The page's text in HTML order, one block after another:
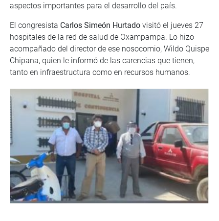
aspectos importantes para el desarrollo del país.
El congresista Carlos Simeón Hurtado visitó el jueves 27
hospitales de la red de salud de Oxampampa. Lo hizo
acompañado del director de ese nosocomio, Wildo Quispe
Chipana, quien le informó de las carencias que tienen,
tanto en infraestructura como en recursos humanos.